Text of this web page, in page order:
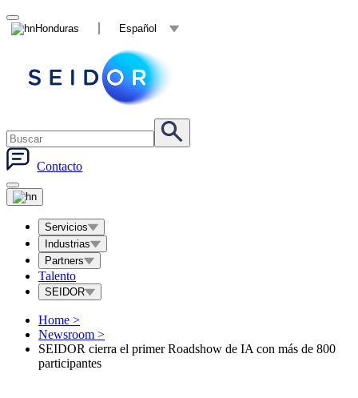
Honduras Español
Contacto
Servicios
Industrias
Partners
Talento
SEIDOR
Home >
Newsroom >
SEIDOR cierra el primer Roadshow de IA con más de 800
participantes